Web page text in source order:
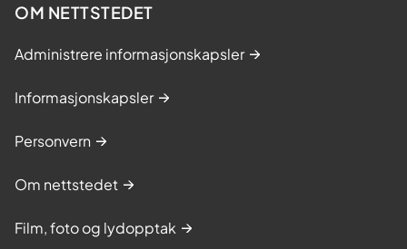
OM NETTSTEDET
Administrere informasjonskapsler
Informasjonskapsler
Personvern
Om nettstedet
Film, foto og lydopptak